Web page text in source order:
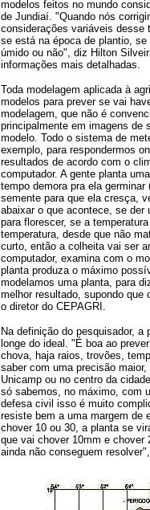
modelos feitos no mundo
de Jundiaí. "Quando nós
considerações variáveis desse
se está na época de plantio,
úmido ou não", diz Hilton
informações mais detalhadas.
Toda modelagem aplicada à
modelos para prever se vai
modelagem, que não é
principalmente em imagens de
modelo. Todo o sistema de
exemplo, para respondermos
resultados de acordo com o
computador. A gente planta
tempo demora pra ela
semente para que ela cresça,
abaixar o que acontece, se der
para florescer, se a
temperatura, desde que não
curto, então a colheita vai ser
computador, examina com o
planta produza o máximo
modelamos uma planta, para
melhor resultado, supondo
o diretor do CEPAGRI.
Na definição do pesquisador,
longe do ideal. "É boa ao
chova, haja raios, trovões,
saber com uma precisão
Unicamp ou no centro da
só sabemos, no máximo, com
defesa civil isso é muito
resiste bem a uma margem de
chover 10 ou 30, a planta se
que vai chover 10mm e chover
ainda não conseguem